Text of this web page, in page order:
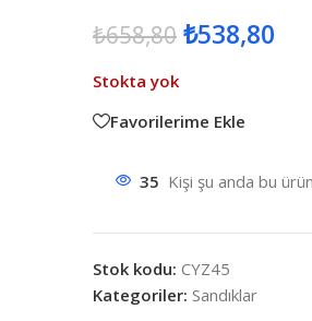
₺658,80 ₺538,80
Stokta yok
Favorilerime Ekle
35 Kişi şu anda bu
Stok kodu: CYZ45
Kategoriler: Sandıklar